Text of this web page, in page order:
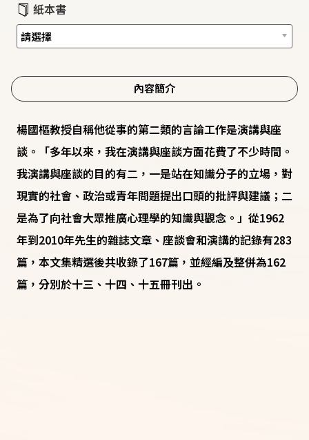
紙本書
內容簡介
楊國樞教授自稱他從事的第二類的言論工作是演講與座
談。「多年以來，我在演講與座談方面花費了不少時間。
我演講與座談的目的有二，一是站在知識分子的立場，對
現實的社會、政治或青年問題提出口頭的批評與建議；二
是為了向社會大眾推廣心理學的知識與觀念。」從1962
年到2010年先生的雜誌文章、座談會和演講的記錄有283
篇，本文集精選後共收錄了167篇，並經編及整併為162
篇，分別於十三、十四、十五冊刊出。